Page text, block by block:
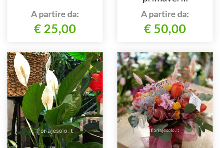
A partire da:
€ 25,00
A partire da:
€ 50,00